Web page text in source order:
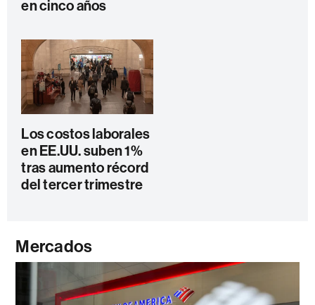
en cinco años
Los costos laborales
en EE.UU. suben 1%
tras aumento récord
del tercer trimestre
Mercados